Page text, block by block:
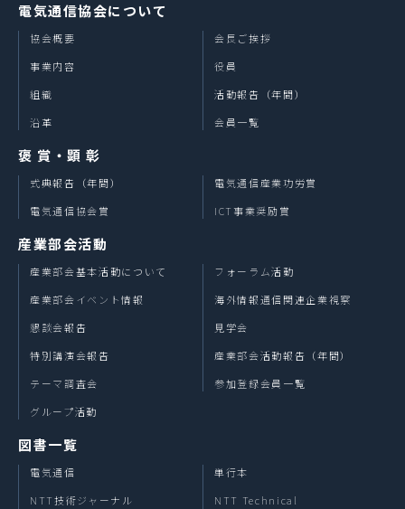
電気通信協会について
協会概要
事業内容
組織
沿革
会長ご挨拶
役員
活動報告（年間）
会員一覧
褒 賞・顕 彰
式典報告（年間）
電気通信協会賞
電気通信産業功労賞
ICT事業奨励賞
産業部会活動
産業部会基本活動について
産業部会イベント情報
懇談会報告
特別講演会報告
テーマ調査会
グループ活動
フォーラム活動
海外情報通信関連企業視察
見学会
産業部会活動報告（年間）
参加登録会員一覧
図書一覧
電気通信
NTT技術ジャーナル
単行本
NTT Technical